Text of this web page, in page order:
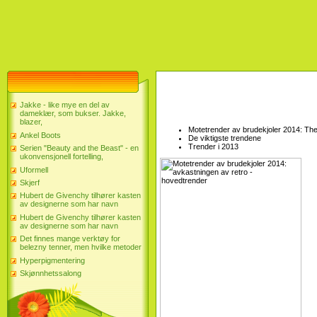
Jakke - like mye en del av
dameklær, som bukser. Jakke,
blazer,
Ankel Boots
Serien "Beauty and the Beast" - en
ukonvensjonell fortelling,
Uformell
Skjerf
Hubert de Givenchy tilhører kasten
av designerne som har navn
Hubert de Givenchy tilhører kasten
av designerne som har navn
Det finnes mange verktøy for
belezny tenner, men hvilke metoder
Hyperpigmentering
Skjønnhetssalong
Motetrender av brudekjoler 2014:
De viktigste trendene
Trender i 2013